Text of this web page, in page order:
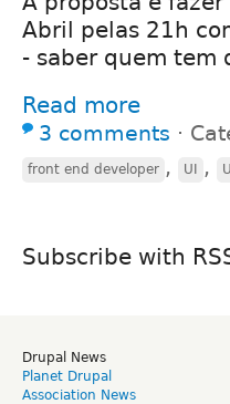
Abril pelas 21h
- saber quem tem
Read more
3 comments ⋅
front end developer , UI ,
Subscribe with
Drupal News
Planet Drupal
Association News